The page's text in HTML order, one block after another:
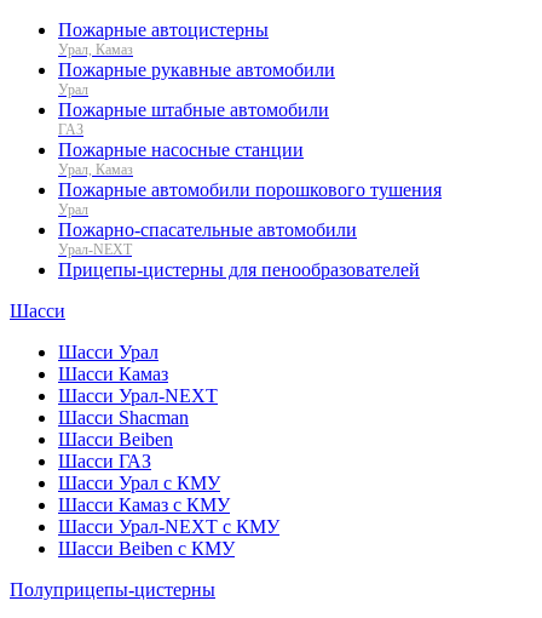
Пожарные автоцистерны
Урал, Камаз
Пожарные рукавные автомобили
Урал
Пожарные штабные автомобили
ГАЗ
Пожарные насосные станции
Урал, Камаз
Пожарные автомобили порошкового тушения
Урал
Пожарно-спасательные автомобили
Урал-NEXT
Прицепы-цистерны для пенообразователей
Шасси
Шасси Урал
Шасси Камаз
Шасси Урал-NEXT
Шасси Shacman
Шасси Beiben
Шасси ГАЗ
Шасси Урал с КМУ
Шасси Камаз с КМУ
Шасси Урал-NEXT с КМУ
Шасси Beiben с КМУ
Полуприцепы-цистерны